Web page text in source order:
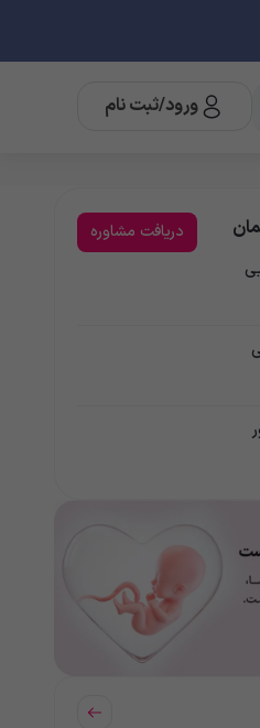
ورود/ثبت نام
دریافت مشاوره